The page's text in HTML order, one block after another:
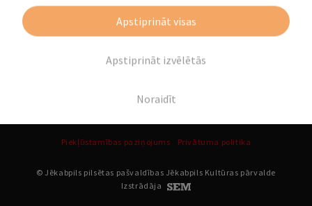
Piekļūstamības paziņojums Privātuma politika
© Jēkabpils pilsētas pašvaldības Jēkabpils Kultūras pārvalde
Izstrādāja
Noraidīt
Apstiprināt izvēlētās
Apstiprināt visas